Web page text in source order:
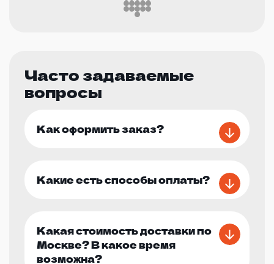
Часто задаваемые
вопросы
Как оформить заказ?
Какие есть способы оплаты?
Какая стоимость доставки по
Москве? В какое время
возможна?